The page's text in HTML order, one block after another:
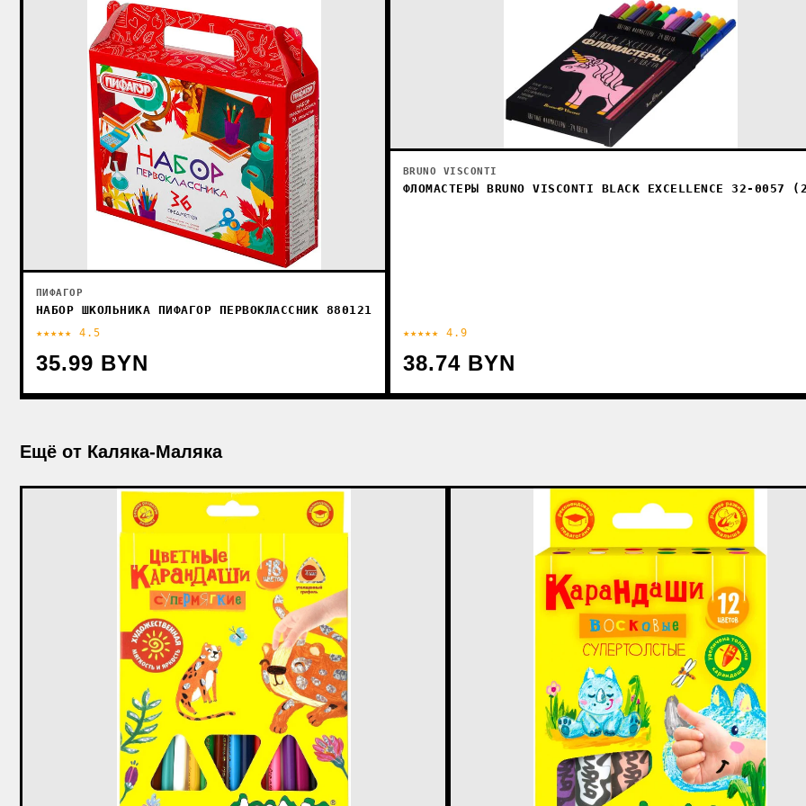
ПИФАГОР
НАБОР ШКОЛЬНИКА ПИФАГОР ПЕРВОКЛАССНИК 880121
★★★★★ 4.5
35.99 BYN
BRUNO VISCONTI
ФЛОМАСТЕРЫ BRUNO VISCONTI BLACK EXCELLENCE 32-0057
★★★★★ 4.9
38.74 BYN
Ещё от Каляка-Маляка